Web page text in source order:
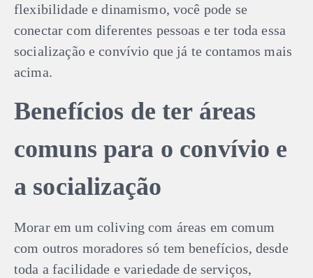
flexibilidade e dinamismo, você pode se
conectar com diferentes pessoas e ter toda essa
socialização e convívio que já te contamos mais
acima.
Benefícios de ter áreas
comuns para o convívio e
a socialização
Morar em um coliving com áreas em comum
com outros moradores só tem benefícios, desde
toda a facilidade e variedade de serviços,